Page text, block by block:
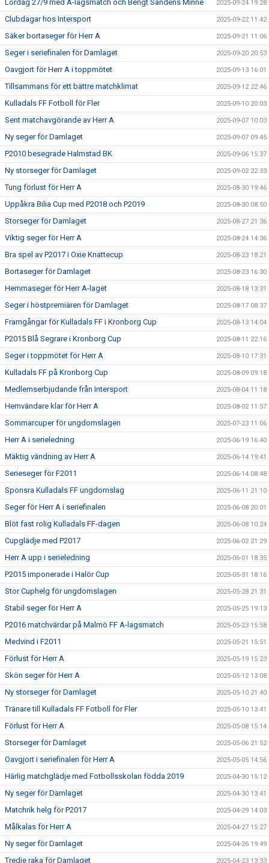
Lördag 27/9 med A-lagsmatch och Bengt Sandéns Minne 2025-09-24 19:28
Clubdagar hos Intersport 2025-09-22 11:42
Säker bortaseger för Herr A 2025-09-21 11:06
Seger i seriefinalen för Damlaget 2025-09-20 20:53
Oavgjort för Herr A i toppmötet 2025-09-13 16:01
Tillsammans för ett bättre matchklimat 2025-09-12 22:46
Kulladals FF Fotboll för Fler 2025-09-10 20:03
Sent matchavgörande av Herr A 2025-09-07 10:03
Ny seger för Damlaget 2025-09-07 09:45
P2010 besegrade Halmstad BK 2025-09-06 15:37
Ny storseger för Damlaget 2025-09-02 22:33
Tung förlust för Herr A 2025-08-30 19:46
Uppåkra Bilia Cup med P2018 och P2019 2025-08-30 08:50
Storseger för Damlaget 2025-08-27 21:36
Viktig seger för Herr A 2025-08-24 14:36
Bra spel av P2017 i Oxie Knattecup 2025-08-23 18:21
Bortaseger för Damlaget 2025-08-23 16:30
Hemmaseger för Herr A-laget 2025-08-18 13:31
Seger i höstpremiären för Damlaget 2025-08-17 08:37
Framgångar för Kulladals FF i Kronborg Cup 2025-08-13 14:04
P2015 Blå Segrare i Kronborg Cup 2025-08-11 22:16
Seger i toppmötet för Herr A 2025-08-10 17:31
Kulladals FF på Kronborg Cup 2025-08-09 09:18
Medlemserbjudande från Intersport 2025-08-04 11:18
Hemvändare klar för Herr A 2025-08-02 11:57
Sommarcuper för ungdomslagen 2025-07-23 11:06
Herr A i serieledning 2025-06-19 16:40
Mäktig vändning av Herr A 2025-06-14 19:41
Serieseger för F2011 2025-06-14 08:48
Sponsra Kulladals FF ungdomslag 2025-06-11 21:10
Seger för Herr A i seriefinalen 2025-06-08 20:01
Blöt fast rolig Kulladals FF-dagen 2025-06-08 10:24
Cupglädje med P2017 2025-06-02 21:29
Herr A upp i serieledning 2025-06-01 18:35
P2015 imponerade i Halör Cup 2025-05-31 18:16
Stor Cuphelg för ungdomslagen 2025-05-28 21:31
Stabil seger för Herr A 2025-05-25 19:13
P2016 matchvärdar på Malmö FF A-lagsmatch 2025-05-23 15:58
Medvind i F2011 2025-05-21 15:51
Förlust för Herr A 2025-05-19 15:23
Skön seger för Herr A 2025-05-12 13:08
Ny storseger för Damlaget 2025-05-10 21:40
Tränare till Kulladals FF Fotboll för Fler 2025-05-10 13:41
Förlust för Herr A 2025-05-08 15:14
Storseger för Damlaget 2025-05-06 21:52
Oavgjort i seriefinalen för Herr A 2025-05-05 14:56
Härlig matchglädje med Fotbollsskolan födda 2019 2025-04-30 15:12
Ny seger för Damlaget 2025-04-30 13:41
Matchrik helg för P2017 2025-04-29 14:03
Målkalas för Herr A 2025-04-27 15:27
Ny seger för Damlaget 2025-04-26 19:49
Tredje raka för Damlaget 2025-04-23 13:33